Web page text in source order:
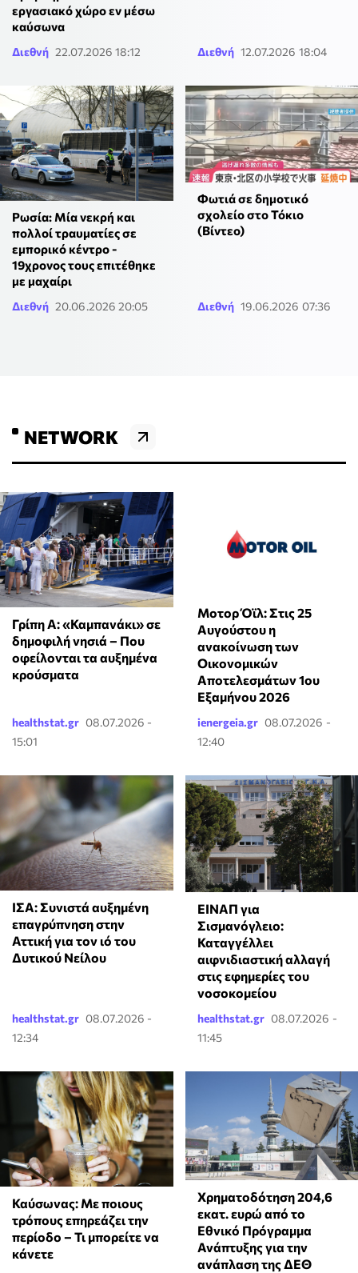
εργασιακό χώρο εν μέσω
καύσωνα
Διεθνή 22.07.2026 18:12 Διεθνή 12.07.2026 18:04
Ρωσία: Μία νεκρή και
πολλοί τραυματίες σε
εμπορικό κέντρο -
19χρονος τους επιτέθηκε
με μαχαίρι
Διεθνή 20.06.2026 20:05
Φωτιά σε δημοτικό
σχολείο στο Τόκιο
(Βίντεο)
Διεθνή 19.06.2026 07:36
NETWORK
Γρίπη Α: «Καμπανάκι» σε
δημοφιλή νησιά – Που
οφείλονται τα αυξημένα
κρούσματα
healthstat.gr 08.07.2026 -
15:01
Μοτορ Όϊλ: Στις 25
Αυγούστου η
ανακοίνωση των
Οικονομικών
Αποτελεσμάτων 1ου
Εξαμήνου 2026
ienergeia.gr 08.07.2026 -
12:40
ΙΣΑ: Συνιστά αυξημένη
επαγρύπνηση στην
Αττική για τον ιό του
Δυτικού Νείλου
healthstat.gr 08.07.2026 -
12:34
ΕΙΝΑΠ για
Σισμανόγλειο:
Καταγγέλλει
αιφνιδιαστική αλλαγή
στις εφημερίες του
νοσοκομείου
healthstat.gr 08.07.2026 -
11:45
Καύσωνας: Με ποιους
τρόπους επηρεάζει την
περίοδο – Τι μπορείτε να
κάνετε
Χρηματοδότηση 204,6
εκατ. ευρώ από το
Εθνικό Πρόγραμμα
Ανάπτυξης για την
ανάπλαση της ΔΕΘ